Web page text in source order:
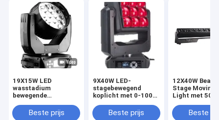
19X15W LED
wasstadium
bewegende
/ Master / Sound
Control en 8 deg -50
Beste prijs
9X40W LED-
stagebewegend
koplicht met 0-100%
voor soepele
overgangen
Beste prijs
12X40W Beam
Stage Moving
Light met
Beste